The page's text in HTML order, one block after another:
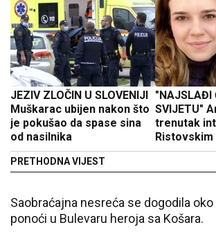
JEZIV ZLOČIN U SLOVENIJI
Muškarac ubijen nakon što
je pokušao da spase sina
od nasilnika
PRETHODNA VIJEST
"NAJSLAĐI
SVIJETU"
trenutak
Ristovskim
Saobraćajna nesreća se dogodila
ponoći u Bulevaru heroja sa Košara.